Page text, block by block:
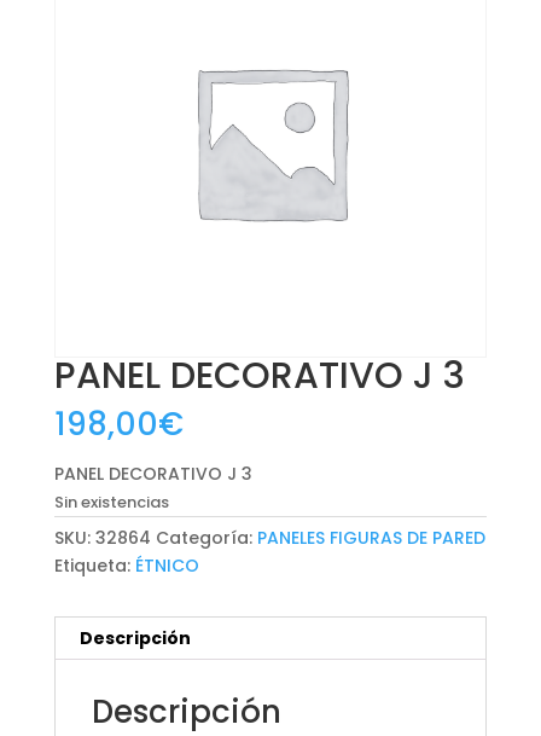
PANEL DECORATIVO J 3
198,00€
PANEL DECORATIVO J 3
Sin existencias
SKU: 32864 Categoría: PANELES FIGURAS DE PARED
Etiqueta: ÉTNICO
Descripción
Descripción